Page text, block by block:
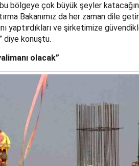
bölgeye çok büyük şeyler
Bakanımız da her zaman dile
yaptırdıkları ve şirketimize
diye konuştu.
olacak”